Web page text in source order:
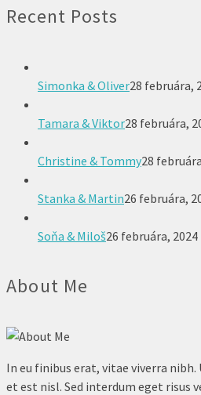
Recent Posts
Simonka & Oliver28 februára,
Tamara & Viktor28 februára,
Christine & Tommy28
Stanka & Martin26 februára,
Soňa & Miloš26 februára, 2024
About Me
In eu finibus erat, vitae viverra
et est nisl. Sed interdum eget risus